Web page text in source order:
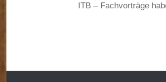
ITB – Fachvorträge